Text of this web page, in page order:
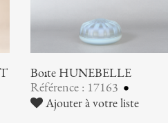
Boîte HUNEBELLE
Référence : 17163
Ajouter à votre liste